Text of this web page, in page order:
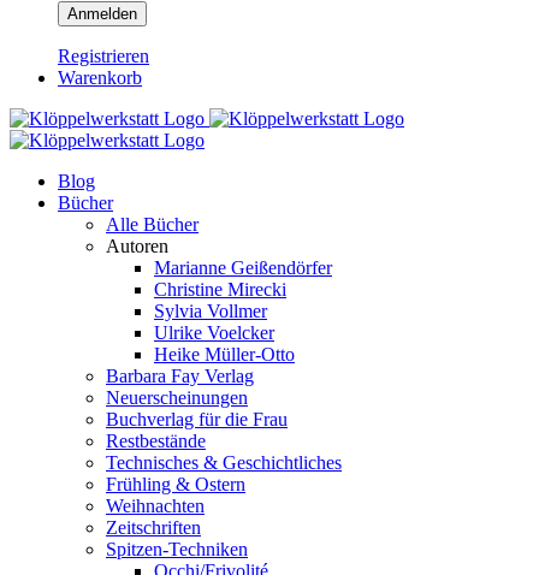
Registrieren
Warenkorb
Blog
Bücher
Alle Bücher
Autoren
Marianne Geißendörfer
Christine Mirecki
Sylvia Vollmer
Ulrike Voelcker
Heike Müller-Otto
Barbara Fay Verlag
Neuerscheinungen
Buchverlag für die Frau
Restbestände
Technisches & Geschichtliches
Frühling & Ostern
Weihnachten
Zeitschriften
Spitzen-Techniken
Occhi/Frivolité